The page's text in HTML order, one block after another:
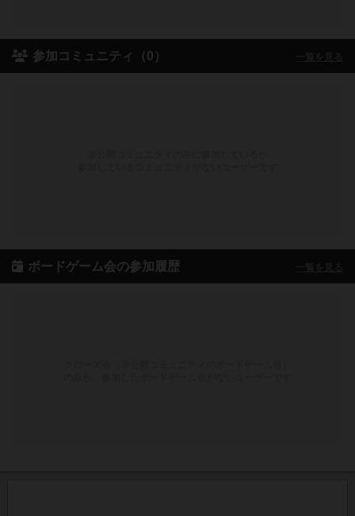
参加コミュニティ（0）
ボードゲーム会の参加履歴